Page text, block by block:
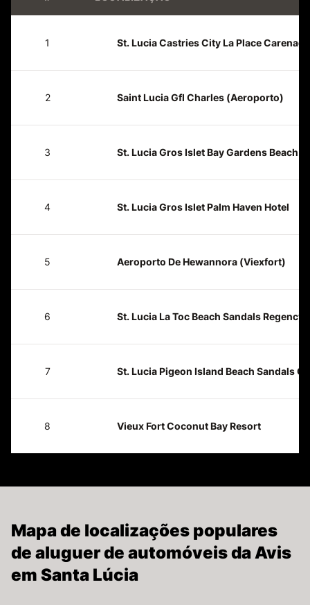
1 St. Lucia Castries City La Place Carenage
2 Saint Lucia Gfl Charles (Aeroporto)
3 St. Lucia Gros Islet Bay Gardens Beach
4 St. Lucia Gros Islet Palm Haven Hotel
5 Aeroporto De Hewannora (Viexfort)
6 St. Lucia La Toc Beach Sandals Regency
7 St. Lucia Pigeon Island Beach Sandals
8 Vieux Fort Coconut Bay Resort
Mapa de localizações populares
de aluguer de automóveis da Avis
em Santa Lúcia